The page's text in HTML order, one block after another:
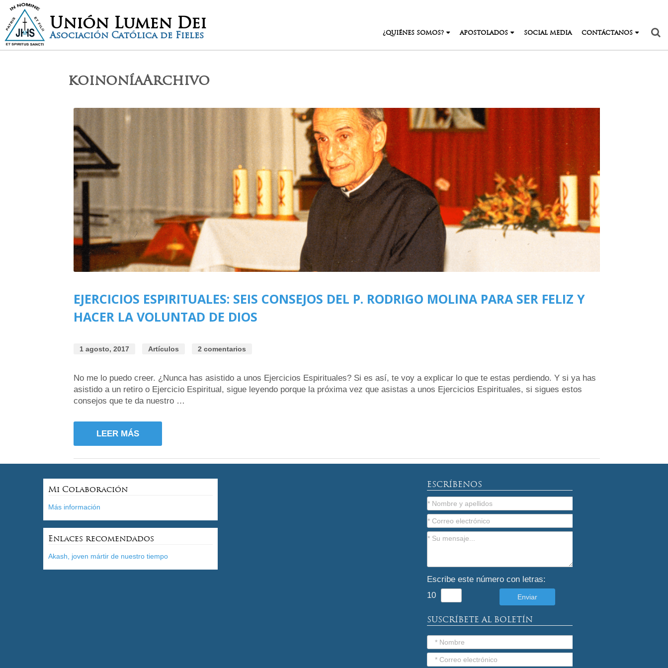
Unión Lumen Dei
Asociación Católica de Fieles ¿QUIÉNES SOMOS? APOSTOLADOS SOCIAL MEDIA CONTÁCTANOS
koinoníaArchivo
EJERCICIOS ESPIRITUALES: SEIS CONSEJOS DEL P. RODRIGO MOLINA PARA SER FELIZ Y
HACER LA VOLUNTAD DE DIOS
1 agosto, 2017 Artículos 2 comentarios
No me lo puedo creer. ¿Nunca has asistido a unos Ejercicios Espirituales? Si es así, te voy a explicar lo que te estas perdiendo. Y si ya has
asistido a un retiro o Ejercicio Espiritual, sigue leyendo porque la próxima vez que asistas a unos Ejercicios Espirituales, si sigues estos
consejos que te da nuestro …
LEER MÁS
Mi Colaboración
Más información
Enlaces recomendados
Akash, joven mártir de nuestro tiempo
ESCRÍBENOS
Escribe este número con letras:
10
SUSCRÍBETE AL BOLETÍN